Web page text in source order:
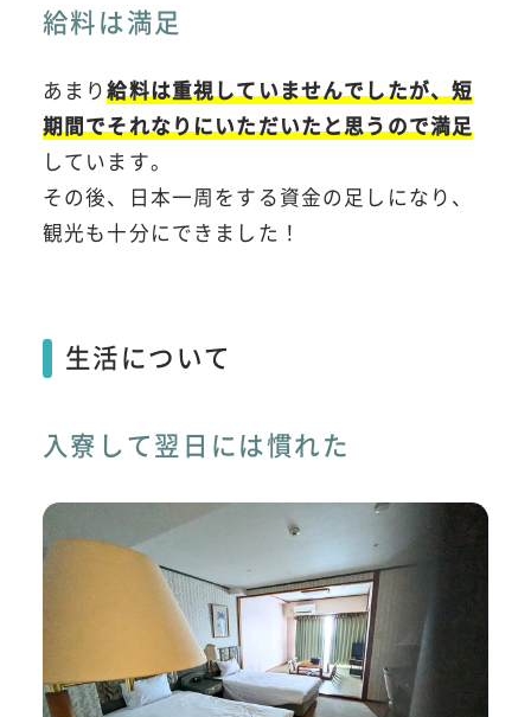
給料は満足
あまり給料は重視していませんでしたが、短
期間でそれなりにいただいたと思うので満足
しています。
その後、日本一周をする資金の足しになり、
観光も十分にできました！
生活について
入寮して翌日には慣れた